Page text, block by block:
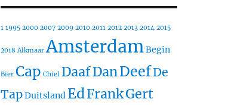
1 1995 2000 2007 2009 2010 2011 2012 2013 2014 2015
2018 Alkmaar AmsterdamBegin
Bier Cap Chiel DaafDanDeefDe
TapDuitsland EdFrankGert